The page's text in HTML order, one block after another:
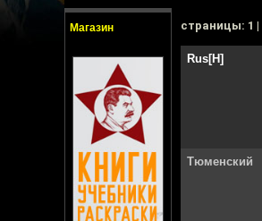
Магазин cтраницы: 1 |
Rus[H]
Тюменский